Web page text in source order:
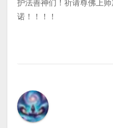
护法善神们！祈请尊佛上
诺！！！！